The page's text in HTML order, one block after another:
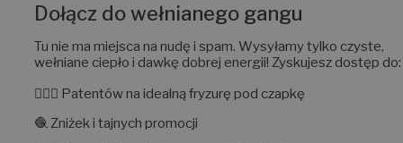
Dołącz do wełnianego gangu
Tu nie ma miejsca na nudę i spam. Wysyłamy tylko czyste,
wełniane ciepło i dawkę dobrej energii! Zyskujesz dostęp do:
💇🏼‍♀️ Patentów na idealną fryzurę pod czapkę
🧶 Zniżek i tajnych promocji